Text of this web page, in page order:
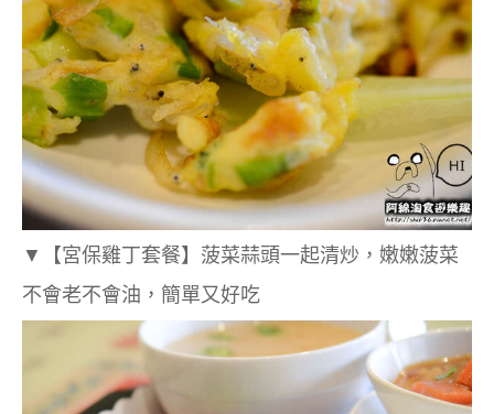
▼
【宮保雞丁套餐】菠菜蒜頭一起清炒，嫩嫩菠菜
不會老不會油，簡單又好吃